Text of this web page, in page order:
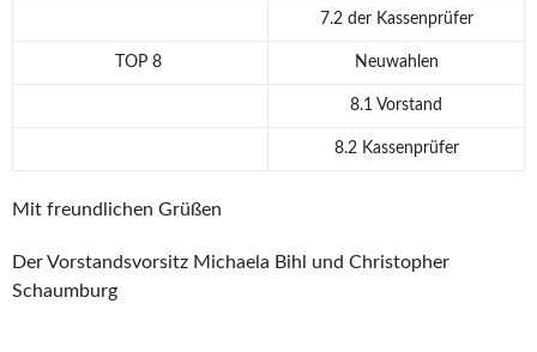
7.2 der Kassenprüfer
TOP 8 Neuwahlen
8.1 Vorstand
8.2 Kassenprüfer
Mit freundlichen Grüßen
Der Vorstandsvorsitz Michaela Bihl und Christopher
Schaumburg